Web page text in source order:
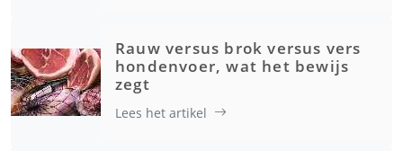
Rauw versus brok versus vers
hondenvoer, wat het bewijs
zegt
Lees het artikel